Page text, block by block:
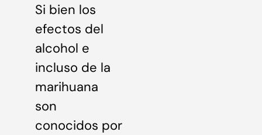
Si bien los
efectos del
alcohol e
incluso de la
marihuana
son
conocidos por